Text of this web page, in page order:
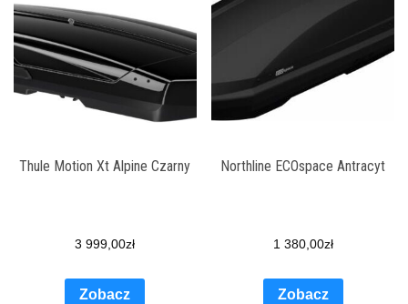
Thule Motion Xt Alpine Czarny
3 999,00zł
Zobacz
Northline ECOspace Antracyt
1 380,00zł
Zobacz